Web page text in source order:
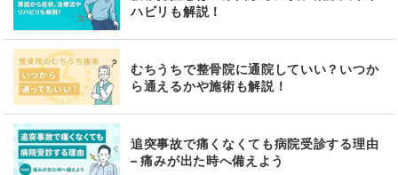
ハビリも解説！
むちうちで整骨院に通院していい？いつか
ら通えるかや施術も解説！
追突事故で痛くなくても病院受診する理由
– 痛みが出た時へ備えよう